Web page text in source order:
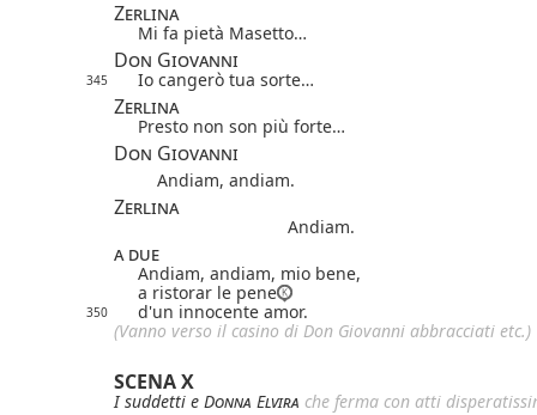
Zerlina
Mi fa pietà Masetto…
Don Giovanni
345 Io cangerò tua sorte…
Zerlina
Presto non son più forte…
Don Giovanni
Andiam, andiam.
Zerlina
Andiam.
a due
Andiam, andiam, mio bene,
a ristorar le pene
350
d'un innocente amor.
(Vanno verso il casino di Don Giovanni abbracciati etc.)
SCENA X
I suddetti e Donna Elvira che ferma con atti